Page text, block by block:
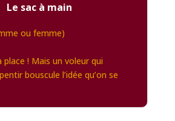
Le sac à main
ou femme)
place ! Mais un voleur qui
bouscule l’idée qu’on se